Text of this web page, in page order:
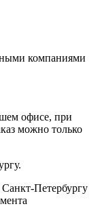
компаниями
офисе, при
можно только
Санкт-Петербургу